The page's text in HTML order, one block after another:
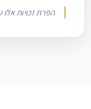
הפרת זכויות